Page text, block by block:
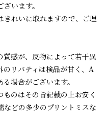
います。
れいに取れますので、ご理
感が、反物によって若干異
のリバティは検品が甘く、A
場合がございます。
のはその旨記載の上お安く
どの多少のプリントミスな